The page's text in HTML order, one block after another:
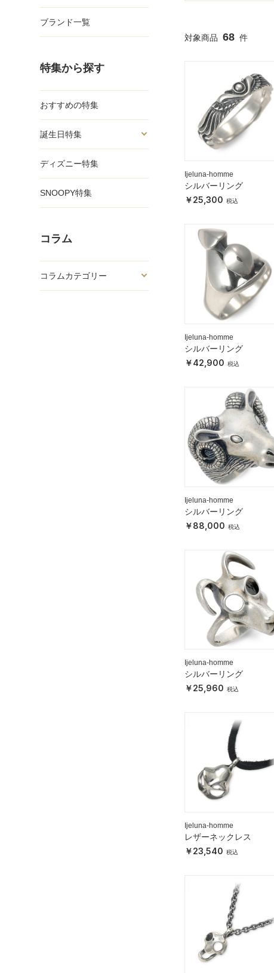
ブランド一覧
特集から探す
おすすめの特集
誕生日特集
ディズニー特集
SNOOPY特集
コラム
コラムカテゴリー
68
Ijeluna-homme
シルバーリング
25,300
Ijeluna-homme
シルバーリング
42,900
Ijeluna-homme
シルバーリング
88,000
Ijeluna-homme
シルバーリング
25,960
Ijeluna-homme
レザーネックレス
23,540